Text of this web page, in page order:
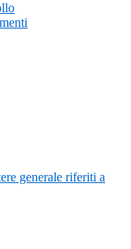
generale riferiti a